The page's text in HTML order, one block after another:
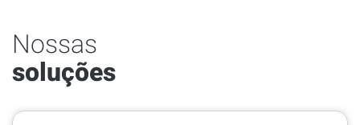
Nossas
soluções